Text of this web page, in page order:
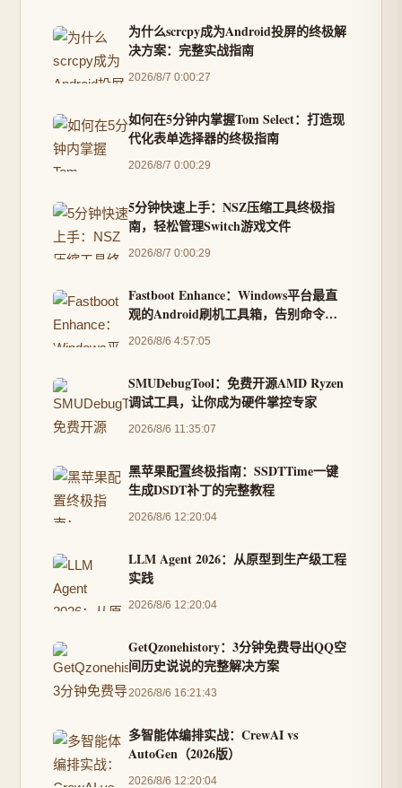
为什么scrcpy成为Android投屏的终极解
决方案：完整实战指南
2026/8/7 0:00:27
如何在5分钟内掌握Tom Select：打造现
代化表单选择器的终极指南
2026/8/7 0:00:29
5分钟快速上手：NSZ压缩工具终极指
南，轻松管理Switch游戏文件
2026/8/7 0:00:29
Fastboot Enhance：Windows平台最直
观的Android刷机工具箱，告别命令行
复杂操作
2026/8/6 4:57:05
SMUDebugTool：免费开源AMD Ryzen
调试工具，让你成为硬件掌控专家
2026/8/6 11:35:07
黑苹果配置终极指南：SSDTTime一键
生成DSDT补丁的完整教程
2026/8/6 12:20:04
LLM Agent 2026：从原型到生产级工程
实践
2026/8/6 12:20:04
GetQzonehistory：3分钟免费导出QQ空
间历史说说的完整解决方案
2026/8/6 16:21:43
多智能体编排实战：CrewAI vs
AutoGen（2026版）
2026/8/6 12:20:04